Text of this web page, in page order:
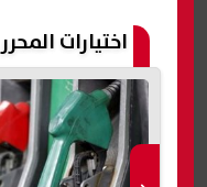
اختيارات المحرر